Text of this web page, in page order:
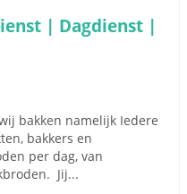
| Dagdienst |
bakken namelijk Iedere
bakkers en
per dag, van
Jij...